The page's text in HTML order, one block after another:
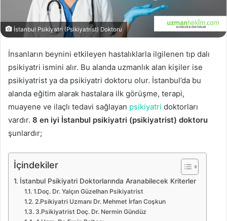
İstanbul Psikiyatri (Psikiyatrist) Doktoru
İnsanların beynini etkileyen hastalıklarla ilgilenen tıp dalı
psikiyatri ismini alır. Bu alanda uzmanlık alan kişiler ise
psikiyatrist ya da psikiyatri doktoru olur. İstanbul’da bu
alanda eğitim alarak hastalara ilk görüşme, terapi,
muayene ve ilaçlı tedavi sağlayan psikiyatri doktorları
vardır. 8 en iyi İstanbul psikiyatri (psikiyatrist) doktoru
şunlardır;
İçindekiler
İstanbul Psikiyatri Doktorlarında Aranabilecek Kriterler
1.Doç. Dr. Yalçın Güzelhan Psikiyatrist
2.Psikiyatri Uzmanı Dr. Mehmet İrfan Coşkun
3.Psikiyatrist Doç. Dr. Nermin Gündüz